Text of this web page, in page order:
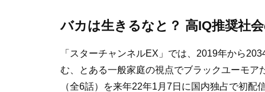
バカは生きるなと？ 高IQ推奨社
「スターチャンネルEX」では、2019年から
む、とある一般家庭の視点でブラックユーモ
（全6話）を来年22年1月7日に国内独占で初